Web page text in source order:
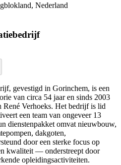
Nederland
gevestigd in Gorinchem, is een
van circa 54 jaar en sinds 2003
Verhoeks. Het bedrijf is lid
een team van ongeveer 13
dienstenpakket omvat nieuwbouw,
dakgoten,
door een sterke focus op
kwaliteit — onderstreept door
opleidingsactiviteiten.